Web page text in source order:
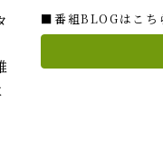
■番組BLOGはこち